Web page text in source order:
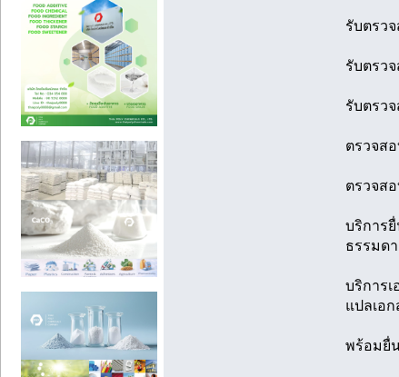
รับตรว
รับตรว
รับตรว
ตรวจส
ตรวจส
บริการ
ธรรมดา
บริการ
แปลเอก
พร้อมยื่